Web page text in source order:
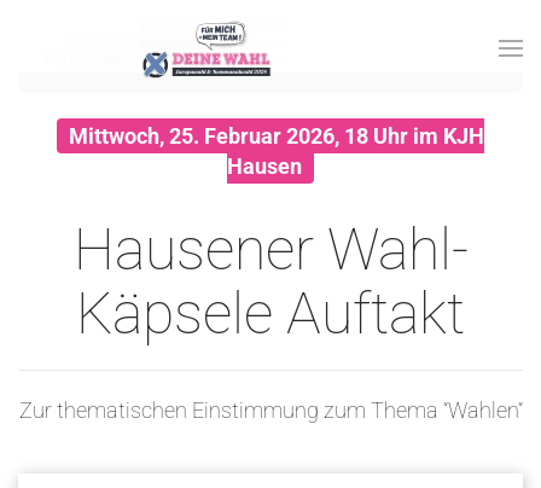
Zum Hauptinhalt springen
Mittwoch, 25. Februar 2026, 18 Uhr im KJH
Hausen
Hausener Wahl-
Käpsele Auftakt
Zur thematischen Einstimmung zum Thema “Wahlen“